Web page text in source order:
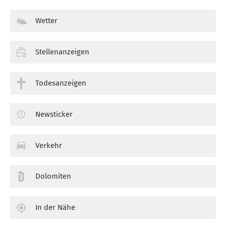
Wetter
Stellenanzeigen
Todesanzeigen
Newsticker
Verkehr
Dolomiten
In der Nähe